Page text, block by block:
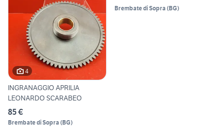
4
INGRANAGGIO APRILIA
LEONARDO SCARABEO
85 €
Brembate di Sopra (BG)
Brembate di Sopra (BG)